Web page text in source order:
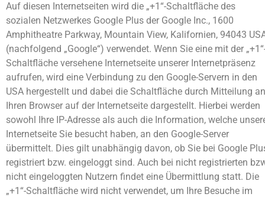
Auf diesen Internetseiten wird die „+1“-Schaltfläche des
sozialen Netzwerkes Google Plus der Google Inc., 1600
Amphitheatre Parkway, Mountain View, Kalifornien, 94043
(nachfolgend „Google“) verwendet. Wenn Sie eine mit der
Schaltfläche versehene Internetseite unserer Internetpräsenz
aufrufen, wird eine Verbindung zu den Google-Servern in den
USA hergestellt und dabei die Schaltfläche durch Mitteilung an
Ihren Browser auf der Internetseite dargestellt. Hierbei werden
sowohl Ihre IP-Adresse als auch die Information, welche
Internetseite Sie besucht haben, an den Google-Server
übermittelt. Dies gilt unabhängig davon, ob Sie bei Google
registriert bzw. eingeloggt sind. Auch bei nicht registrierten
nicht eingeloggten Nutzern findet eine Übermittlung statt. Die
„+1“-Schaltfläche wird nicht verwendet, um Ihre Besuche im